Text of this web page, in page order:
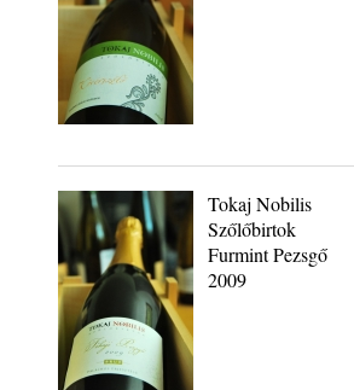
Tokaj Nobilis
Szőlőbirtok
Furmint Pezsgő
2009